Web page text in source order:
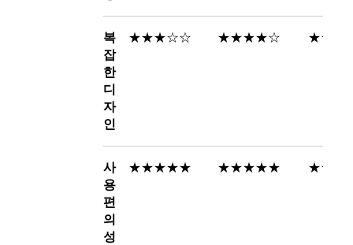
복
잡
한
디
자
인
★★★☆☆ ★★★★☆
사
용
편
의
성
★★★★★ ★★★★★